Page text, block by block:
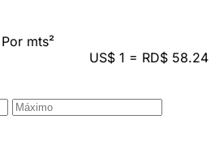
Por mts²
US$ 1 = RD$ 58.24